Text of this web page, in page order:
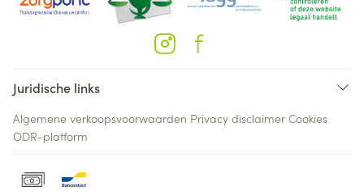
Juridische links
Algemene verkoopsvoorwaarden Privacy disclaimer Cookies
ODR-platform